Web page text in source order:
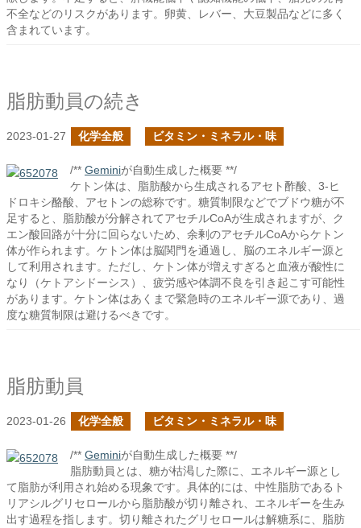
不全などのリスクがあります。卵黄、レバー、大豆製品などに多く
含まれています。
脂肪動員の続き
2023-01-27 化学全般 ビタミン・ミネラル・味
/** Geminiが自動生成した概要 **/
ケトン体は、脂肪酸から生成されるアセト酢酸、3-ヒ
ドロキシ酪酸、アセトンの総称です。糖質制限などでブドウ糖が不
足すると、脂肪酸が分解されてアセチルCoAが生成されますが、ク
エン酸回路が十分に回らないため、余剰のアセチルCoAからケトン
体が作られます。ケトン体は脳関門を通過し、脳のエネルギー源と
して利用されます。ただし、ケトン体が増えすぎると血液が酸性に
なり（ケトアシドーシス）、疲労感や体調不良を引き起こす可能性
があります。ケトン体はあくまで緊急時のエネルギー源であり、過
度な糖質制限は避けるべきです。
脂肪動員
2023-01-26 化学全般 ビタミン・ミネラル・味
/** Geminiが自動生成した概要 **/
脂肪動員とは、糖が枯渇した際に、エネルギー源とし
て脂肪が利用され始める現象です。具体的には、中性脂肪であるト
リアシルグリセロールから脂肪酸が切り離され、エネルギーを生み
出す過程を指します。切り離されたグリセロールは解糖系に、脂肪